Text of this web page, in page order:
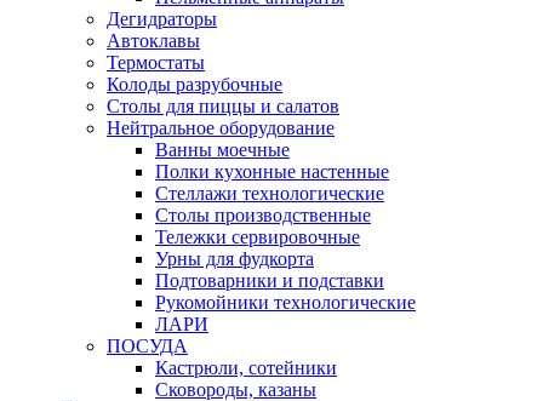
Дегидраторы
Автоклавы
Термостаты
Колоды разрубочные
Столы для пиццы и салатов
Нейтральное оборудование
Ванны моечные
Полки кухонные настенные
Стеллажи технологические
Столы производственные
Тележки сервировочные
Урны для фудкорта
Подтоварники и подставки
Рукомойники технологические
ЛАРИ
ПОСУДА
Кастрюли, сотейники
Сковороды, казаны